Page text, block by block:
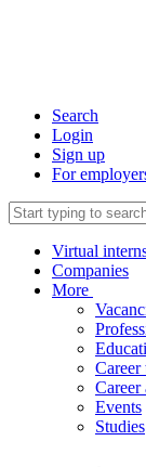
Search
Login
Sign up
For
Virtual
Companies
More
Career
Career
Events
Studies